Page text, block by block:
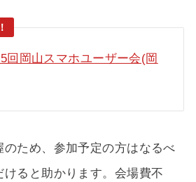
回岡山スマホユーザー会(岡
のため、参加予定の方はなるべ
けると助かります。会場費不